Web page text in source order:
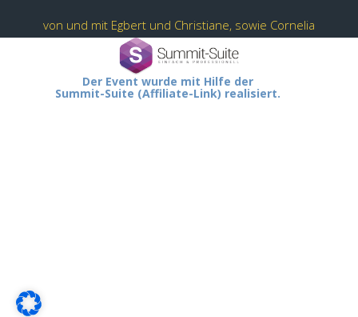
von und mit Egbert und Christiane, sowie Cornelia
Der Event wurde mit Hilfe der
Summit-Suite (Affiliate-Link) realisiert.